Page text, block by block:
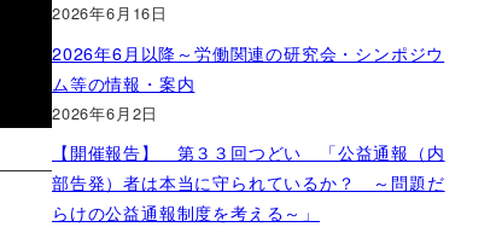
2026年6月16日
2026年6月以降～労働関連の研究会・シンポジウ
ム等の情報・案内
2026年6月2日
【開催報告】 第３３回つどい 「公益通報（内
部告発）者は本当に守られているか？ ～問題だ
らけの公益通報制度を考える～」